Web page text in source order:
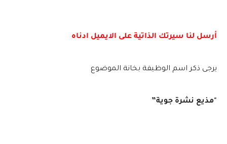
أرسل لنا سيرتك الذاتية على الايميل ادناه
يرجى ذكر اسم الوظيفة بخانة الموضوع
"مذيع نشرة جوية”